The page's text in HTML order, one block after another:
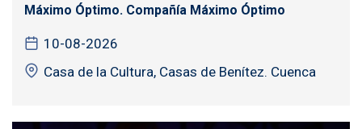
Máximo Óptimo. Compañía Máximo Óptimo
10-08-2026
Casa de la Cultura, Casas de Benítez. Cuenca